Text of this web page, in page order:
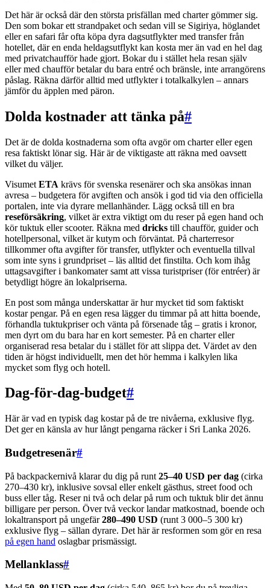
Det här är också där den största prisfällan med charter gömmer sig.
Den som bokar ett strandpaket och sedan vill se Sigiriya, höglandet
eller en safari får ofta köpa dyra dagsutflykter med transfer från
hotellet, där en enda heldagsutflykt kan kosta mer än vad en hel dag
med privatchaufför hade gjort. Bokar du i stället hela resan själv
eller med chaufför betalar du bara entré och bränsle, inte arrangörens
påslag. Räkna därför alltid med utflykter i totalkalkylen – annars
jämför du äpplen med päron.
Dolda kostnader att tänka på#
Det är de dolda kostnaderna som ofta avgör om charter eller egen
resa faktiskt lönar sig. Här är de viktigaste att räkna med oavsett
vilket du väljer.
Visumet ETA krävs för svenska resenärer och ska ansökas innan
avresa – budgetera för avgiften och ansök i god tid via den officiella
portalen, inte via dyrare mellanhänder. Lägg också till en bra
reseförsäkring, vilket är extra viktigt om du reser på egen hand och
kör tuktuk eller scooter. Räkna med dricks till chaufför, guider och
hotellpersonal, vilket är kutym och förväntat. På charterresor
tillkommer ofta avgifter för transfer, utflykter och eventuella tillval
som inte syns i grundpriset – läs alltid det finstilta. Och kom ihåg
uttagsavgifter i bankomater samt att vissa turistpriser (för entréer) är
betydligt högre än lokalpriserna.
En post som många underskattar är hur mycket tid som faktiskt
kostar pengar. På en egen resa lägger du timmar på att hitta boende,
förhandla tuktukpriser och vänta på försenade tåg – gratis i kronor,
men dyrt om du bara har en kort semester. På en charter eller
organiserad resa betalar du i stället för att slippa det. Värdet av den
tiden är högst individuellt, men det hör hemma i kalkylen lika
mycket som flyg och hotell.
Dag-för-dag-budget#
Här är vad en typisk dag kostar på de tre nivåerna, exklusive flyg.
Det ger en känsla av hur långt pengarna räcker i Sri Lanka 2026.
Budgetresenär#
På backpackernivå klarar du dig på runt 25–40 USD per dag (cirka
270–430 kr), inklusive sovsal eller enkelt gästhus, street food och
buss eller tåg. Reser ni två och delar på rum och tuktuk blir det ännu
billigare per person. Över två veckor landar matkostnad, boende och
lokaltransport på ungefär280–490 USD (runt 3 000–5 300 kr)
exklusive flyg – sällan dyrare. Det här är resformen som gör en resa
på egen hand oslagbar prismässigt.
Mellanklass#